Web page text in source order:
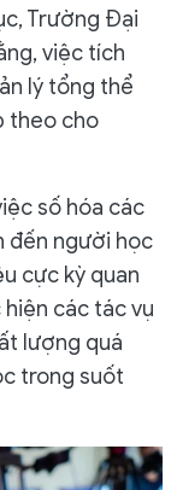
Trường Đại
việc tích
lý tổng thể
theo cho
số hóa các
đến người học
cực kỳ quan
các tác vụ
lượng quá
trong suốt